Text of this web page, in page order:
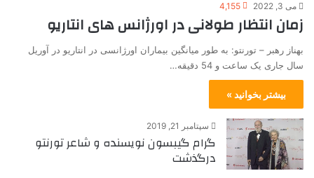
می 3, 2022 4,155
زمان انتظار طولانی در اورژانس های انتاریو
بهناز رهبر – تورنتو: به طور میانگین بیماران اورژانسی در انتاریو در آوریل
سال جاری یک ساعت و 54 دقیقه…
بیشتر بخوانید »
سپتامبر 21, 2019
گرام گیبسون نویسنده و شاعر تورنتو
درگذشت